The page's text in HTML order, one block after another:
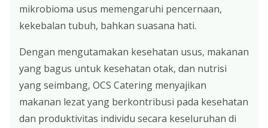
mikrobioma usus memengaruhi pencernaan,
kekebalan tubuh, bahkan suasana hati.
Dengan mengutamakan kesehatan usus, makanan
yang bagus untuk kesehatan otak, dan nutrisi
yang seimbang, OCS Catering menyajikan
makanan lezat yang berkontribusi pada kesehatan
dan produktivitas individu secara keseluruhan di